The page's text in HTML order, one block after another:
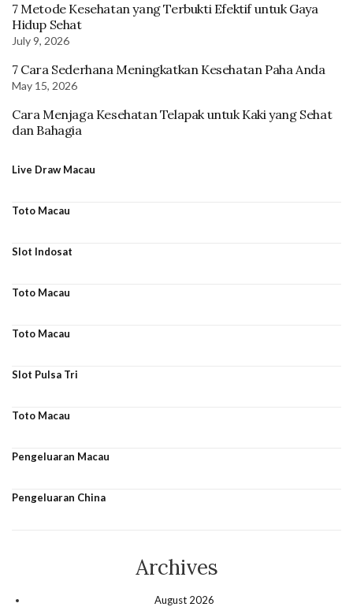
7 Metode Kesehatan yang Terbukti Efektif untuk Gaya
Hidup Sehat
July 9, 2026
7 Cara Sederhana Meningkatkan Kesehatan Paha Anda
May 15, 2026
Cara Menjaga Kesehatan Telapak untuk Kaki yang Sehat
dan Bahagia
Live Draw Macau
Toto Macau
Slot Indosat
Toto Macau
Toto Macau
Slot Pulsa Tri
Toto Macau
Pengeluaran Macau
Pengeluaran China
Archives
August 2026